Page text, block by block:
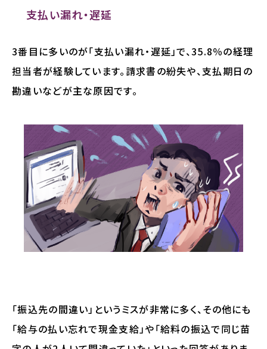
支払い漏れ・遅延
3番目に多いのが「支払い漏れ・遅延」で、35.8％の経理
担当者が経験しています。請求書の紛失や、支払期日の
勘違いなどが主な原因です。
「振込先の間違い」というミスが非常に多く、その他にも
「給与の払い忘れで現金支給」や「給料の振込で同じ苗